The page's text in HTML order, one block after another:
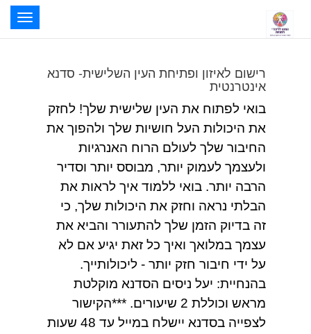
רישום לאיזון ופתיחת העין השלישית- סדנא
אינטרנטית
בואי לפתוח את העין שלישית שלך! לחזק
את היכולות העל חושיות שלך ולהפוך את
החיבור שלך לעולם הרוח האנרגיות
ולעצמך לעמוק יותר, מבוסס יותר וסדיר
הרבה יותר. בואי ללמוד איך לראות את
הבלתי נראה וחזק את היכולות שלך, כי
זה בדיוק הזמן שלך להתעורר והביא את
עצמך במלואך ואיך כל זאת יגיע אם לא
על ידי חיבור חזק יותר - ליכולותייך.
בהנחיית: יעל ניסים הסדנא מוקלטת
מראש וכוללת 2 שיעורים. ***הקישור
לצפייה בסדנא יישלח במייל עד 48 שעות